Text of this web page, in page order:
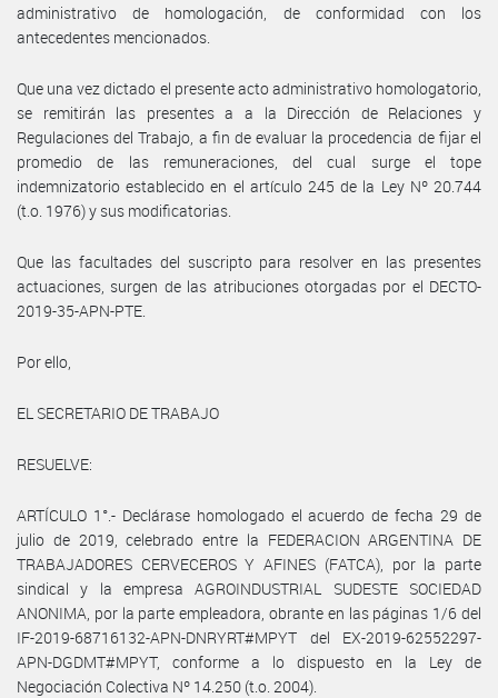
administrativo de homologación, de conformidad con los
antecedentes mencionados.
Que una vez dictado el presente acto administrativo homologatorio,
se remitirán las presentes a a la Dirección de Relaciones y
Regulaciones del Trabajo, a fin de evaluar la procedencia de fijar el
promedio de las remuneraciones, del cual surge el tope
indemnizatorio establecido en el artículo 245 de la Ley Nº 20.744
(t.o. 1976) y sus modificatorias.
Que las facultades del suscripto para resolver en las presentes
actuaciones, surgen de las atribuciones otorgadas por el DECTO-
2019-35-APN-PTE.
Por ello,
EL SECRETARIO DE TRABAJO
RESUELVE:
ARTÍCULO 1°.- Declárase homologado el acuerdo de fecha 29 de
julio de 2019, celebrado entre la FEDERACION ARGENTINA DE
TRABAJADORES CERVECEROS Y AFINES (FATCA), por la parte
sindical y la empresa AGROINDUSTRIAL SUDESTE SOCIEDAD
ANONIMA, por la parte empleadora, obrante en las páginas 1/6 del
IF-2019-68716132-APN-DNRYRT#MPYT del EX-2019-62552297-
APN-DGDMT#MPYT, conforme a lo dispuesto en la Ley de
Negociación Colectiva Nº 14.250 (t.o. 2004).